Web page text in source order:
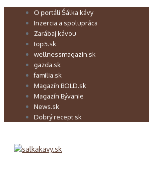
Preskočiť O portáli Šálka kávy
Inzercia a spolupráca
Zarábaj kávou
top5.sk
wellnessmagazin.sk
gazda.sk
familia.sk
Magazín BOLD.sk
Magazín Bývanie
News.sk
Dobrý recept.sk